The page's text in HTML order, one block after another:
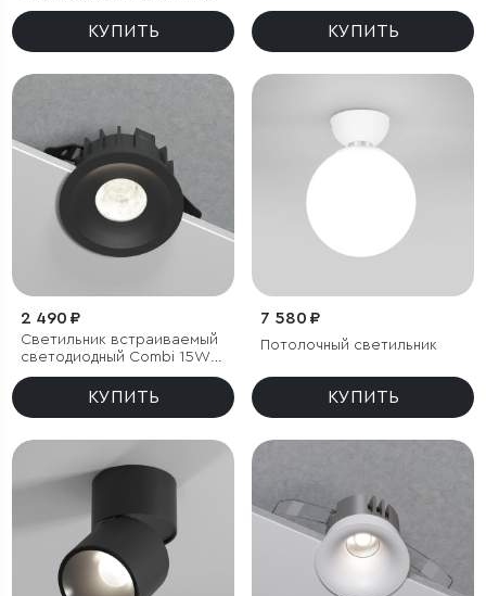
3000K белый
КУПИТЬ КУПИТЬ
2 490 ₽
Светильник встраиваемый
светодиодный Combi 15W
4000K черный
КУПИТЬ
7 580 ₽
Потолочный светильник
КУПИТЬ